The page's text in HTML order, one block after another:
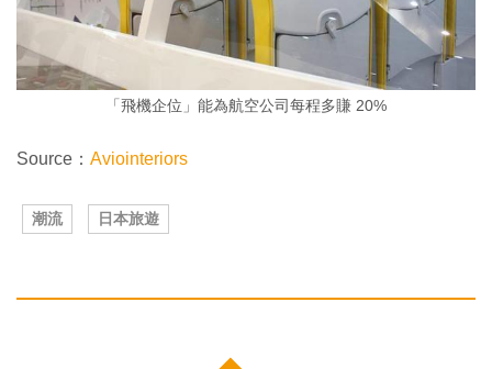
「飛機企位」能為航空公司每程多賺 20%
Source： Aviointeriors
潮流 日本旅遊